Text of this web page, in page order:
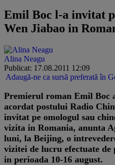
Emil Boc l-a invitat
Wen Jiabao in
Alina Neagu
Publicat: 17.08.2011 12:09
Adaugă-ne ca sursă preferată în
Premierul roman Emil Boc
acordat postului Radio
invitat pe omologul sau
vizita in Romania, anunta
luni, la Beijing, o
vizitei de lucru efectuate
in perioada 10-16 august.